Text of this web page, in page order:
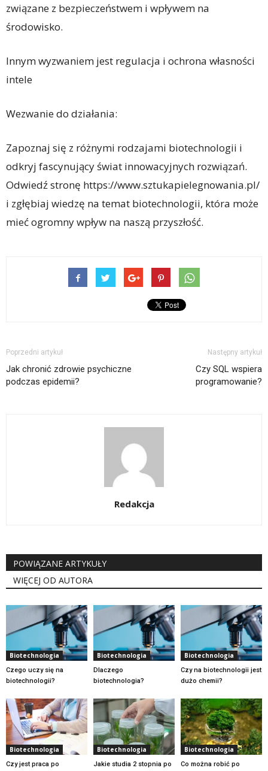
związane z bezpieczeństwem i wpływem na
środowisko.
Innym wyzwaniem jest regulacja i ochrona własności
intele
Wezwanie do działania:
Zapoznaj się z różnymi rodzajami biotechnologii i
odkryj fascynujący świat innowacyjnych rozwiązań.
Odwiedź stronę https://www.sztukapielegnowania.pl/
i zgłębiaj wiedzę na temat biotechnologii, która może
mieć ogromny wpływ na naszą przyszłość.
Poprzedni artykuł
Jak chronić zdrowie psychiczne
podczas epidemii?
Następny artykuł
Czy SQL wspiera
programowanie?
Redakcja
POWIĄZANE ARTYKUŁY
WIĘCEJ OD AUTORA
Biotechnologia
Czego uczy się na
biotechnologii?
Biotechnologia
Dlaczego
biotechnologia?
Biotechnologia
Czy na biotechnologii jest
dużo chemii?
Biotechnologia
Czy jest praca po
Biotechnologia
Jakie studia 2 stopnia po
Biotechnologia
Co można robić po